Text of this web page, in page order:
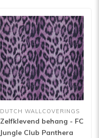
DUTCH WALLCOVERINGS
Zelfklevend behang - FC
Jungle Club Panthera